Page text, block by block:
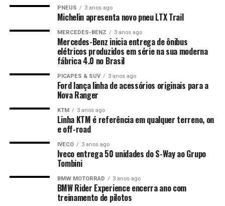
PNEUS 3 anos ago
Michelin apresenta novo pneu LTX Trail
MERCEDES-BENZ 3 anos ago
Mercedes-Benz inicia entrega de ônibus
elétricos produzidos em série na sua moderna
fábrica 4.0 no Brasil
PICAPES & SUV 3 anos ago
Ford lança linha de acessórios originais para a
Nova Ranger
KTM 3 anos ago
Linha KTM é referência em qualquer terreno, on
e off-road
IVECO 3 anos ago
Iveco entrega 50 unidades do S-Way ao Grupo
Tombini
BMW MOTORRAD 3 anos ago
BMW Rider Experience encerra ano com
treinamento de pilotos